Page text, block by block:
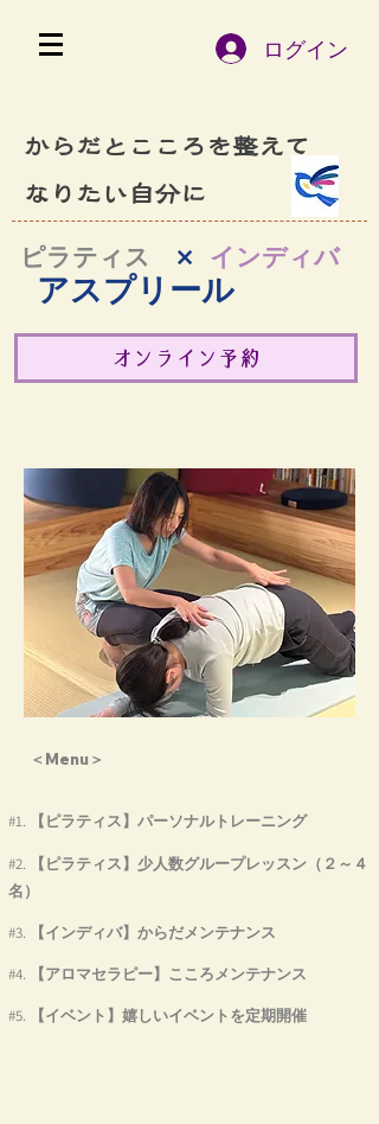
ログイン
​からだとこころを整えて
なりたい自分に
ピラティス × インディバ
アスプリール
オンライン予約
＜Menu＞
#1. 【ピラティス】パーソナルトレーニング
#2. 【ピラティス】少人数グループレッスン（ ２ ～ ４
名）
​#3. 【インディバ】からだメンテナンス
​#4. 【アロマセラピー】こころメンテナンス
#5. 【イベント】嬉しいイベントを定期開催